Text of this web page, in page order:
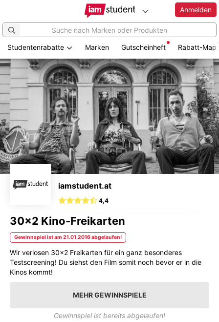
Zum
Hauptinhalt
springen
Anmelden
Studentenrabatte Marken Gutscheinheft Rabatt-Map
iamstudent.at
4,4
30x2 Kino-Freikarten
Gewinnspiel ist am 21.01.2016 abgelaufen!
Wir verlosen 30x2 Freikarten für ein ganz besonderes
Testscreening! Du siehst den Film somit noch bevor er in die
Kinos kommt!
MEHR GEWINNSPIELE
Gewinnspiel ist bereits abgelaufen!